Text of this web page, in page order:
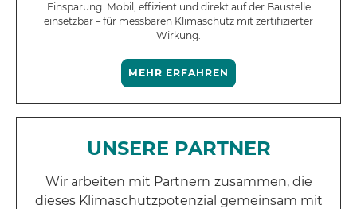
Einsparung. Mobil, effizient und direkt auf der Baustelle
einsetzbar – für messbaren Klimaschutz mit zertifizierter
Wirkung.
MEHR ERFAHREN
UNSERE PARTNER
Wir arbeiten mit Partnern zusammen, die
dieses Klimaschutzpotenzial gemeinsam mit